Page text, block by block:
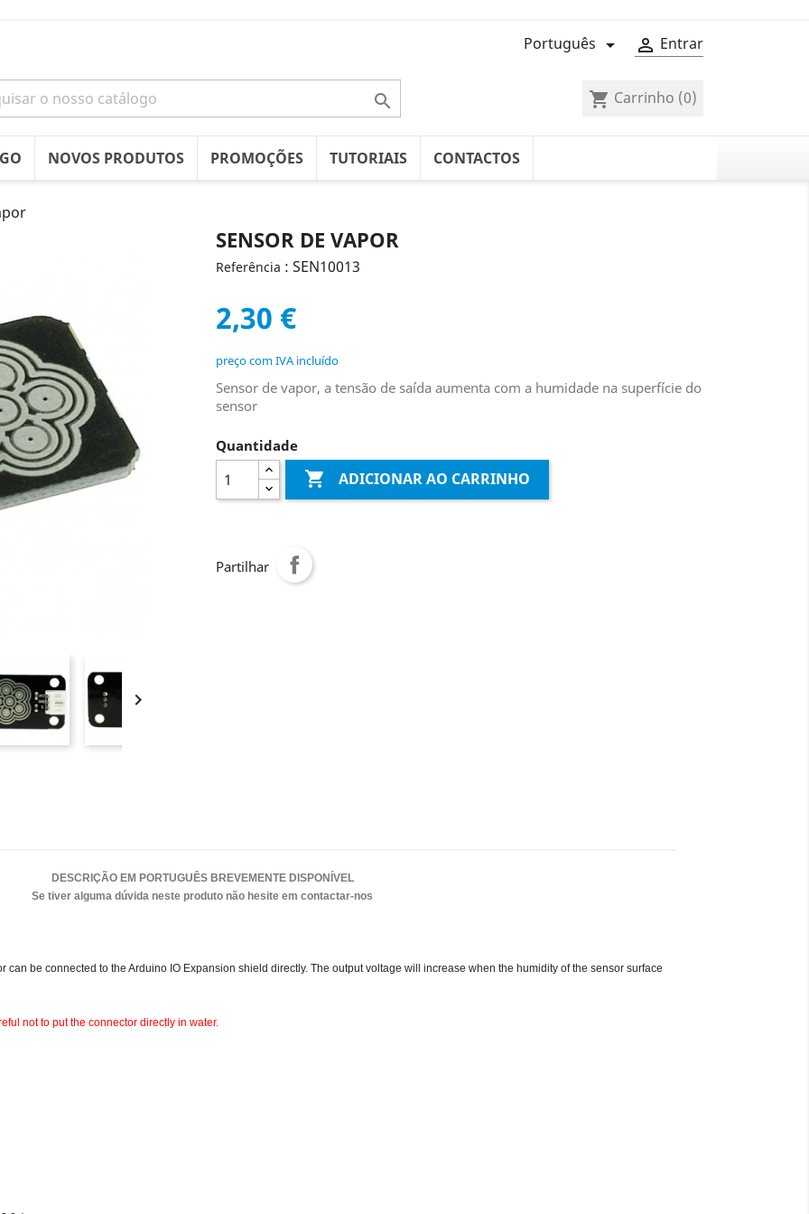
 Entrar
Português 
 shopping_cart Carrinho (0)
NOVOS PRODUTOS PROMOÇÕES TUTORIAIS CONTACTOS

SENSOR DE VAPOR
Referência : SEN10013
2,30 €
preço com IVA incluído
Sensor de vapor, a tensão de saída aumenta com a humidade na superfície do
sensor
Quantidade
 ADICIONAR AO CARRINHO
Partilhar
DESCRIÇÃO EM PORTUGUÊS BREVEMENTE DISPONÍVEL
Se tiver alguma dúvida neste produto não hesite em contactar-nos
can be connected to the Arduino IO Expansion shield directly. The output voltage will increase when the humidity of the sensor surface
not to put the connector directly in water.